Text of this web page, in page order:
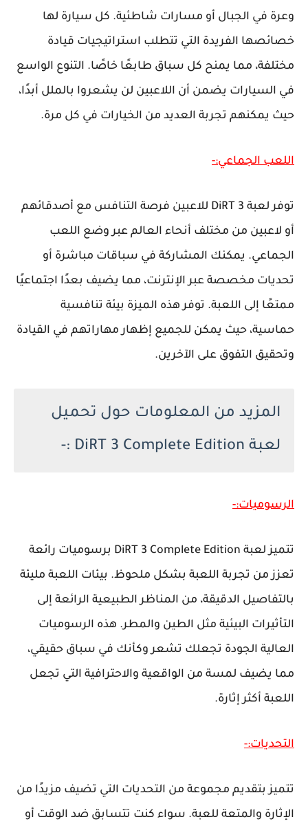
وعرة في الجبال أو مسارات شاطئية. كل سيارة لها
خصائصها الفريدة التي تتطلب استراتيجيات قيادة
مختلفة، مما يمنح كل سباق طابعًا خاصًا. التنوع الواسع
في السيارات يضمن أن اللاعبين لن يشعروا بالملل أبدًا،
حيث يمكنهم تجربة العديد من الخيارات في كل مرة.
اللعب الجماعي:-
توفر لعبة DiRT 3 للاعبين فرصة التنافس مع أصدقائهم
أو لاعبين من مختلف أنحاء العالم عبر وضع اللعب
الجماعي. يمكنك المشاركة في سباقات مباشرة أو
تحديات مخصصة عبر الإنترنت، مما يضيف بعدًا اجتماعيًا
ممتعًا إلى اللعبة. توفر هذه الميزة بيئة تنافسية
حماسية، حيث يمكن للجميع إظهار مهاراتهم في القيادة
وتحقيق التفوق على الآخرين.
المزيد من المعلومات حول تحميل
لعبة DiRT 3 Complete Edition :-
الرسوميات:-
تتميز لعبة DiRT 3 Complete Edition برسوميات رائعة
تعزز من تجربة اللعبة بشكل ملحوظ. بيئات اللعبة مليئة
بالتفاصيل الدقيقة، من المناظر الطبيعية الرائعة إلى
التأثيرات البيئية مثل الطين والمطر. هذه الرسوميات
العالية الجودة تجعلك تشعر وكأنك في سباق حقيقي،
مما يضيف لمسة من الواقعية والاحترافية التي تجعل
اللعبة أكثر إثارة.
التحديات:-
تتميز بتقديم مجموعة من التحديات التي تضيف مزيدًا من
الإثارة والمتعة للعبة. سواء كنت تتسابق ضد الوقت أو